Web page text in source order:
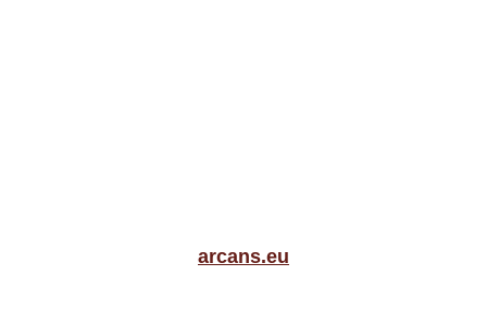
arcans.eu